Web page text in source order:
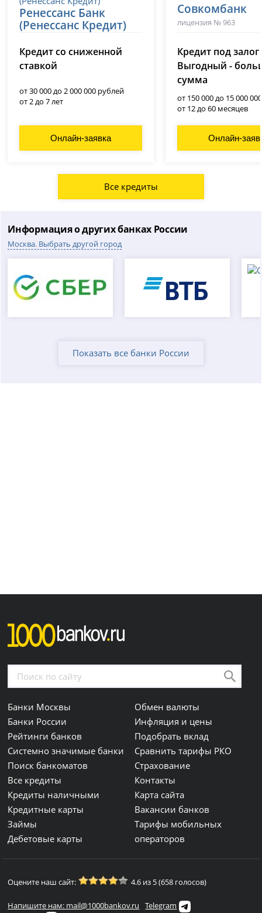
Ренессанс Банк
(Ренессанс Кредит)
Кредит со сниженной
ставкой
от 30 000 до 2 000 000 рублей
от 2 до 7 лет
Онлайн-заявка
Совкомбанк
лицензия № 963
Кредит под залог
Выгодный -
сумма
от 150 000 до 15 000
от 12 до 60 месяцев
Онлайн-
Все кредиты
Информация о других банках России
Москва. Выбрать другой город
Показать все банки России
Банки Москвы
Банки России
Рейтинги банков
Системно значимые банки
Поиск банкоматов
Все кредиты
Кредиты наличными
Кредитные карты
Займы
Дебетовые карты
Обмен валюты
Инфляция и цены
Подобрать вклад
Сравнить тарифы РКО
Страхование
Контакты
Карта сайта
Вакансии банков
Тарифы мобильных
операторов
Оцените наш сайт: 4.6 из 5 (658 голосов)
Напишите нам: mail@1000bankov.ru
Telegram